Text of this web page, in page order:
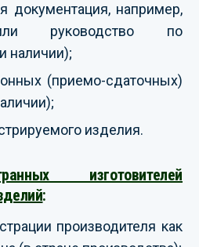
документация, например,
руководство по
наличии);
(приемо-сдаточных)
изделия.
изготовителей
:
производителя как